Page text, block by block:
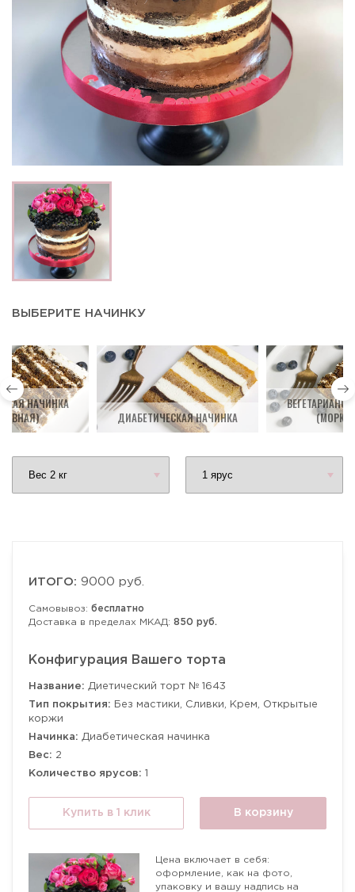
ВЫБЕРИТЕ НАЧИНКУ
НАЧИНКА
ДИАБЕТИЧЕСКАЯ НАЧИНКА
ИТОГО: 9000 руб.
Самовывоз: бесплатно
Доставка в пределах МКАД: 850 руб.
Конфигурация Вашего торта
Название: Диетический торт № 1643
Тип покрытия:
Без мастики, Сливки, Крем, Открытые
коржи
Начинка: Диабетическая начинка
Вес: 2
Количество ярусов: 1
Купить в 1 клик В корзину
Цена включает в себя:
оформление, как на фото,
упаковку и вашу надпись на